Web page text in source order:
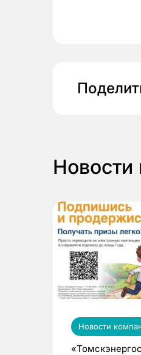
Новости
Новости